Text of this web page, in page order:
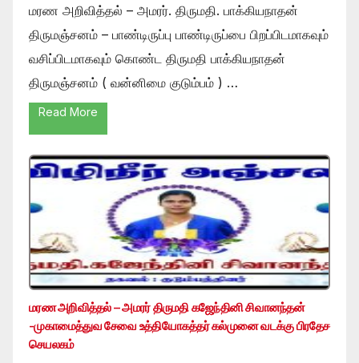
மரண அறிவித்தல் – அமரர். திருமதி. பாக்கியநாதன்
திருமஞ்சனம் – பாண்டிருப்பு பாண்டிருப்பை பிறப்பிடமாகவும்
வசிப்பிடமாகவும் கொண்ட திருமதி பாக்கியநாதன்
திருமஞ்சனம் ( வன்னிமை குடும்பம் ) …
Read More
மரண அறிவித்தல் – அமரர் திருமதி கஜேந்தினி சிவானந்தன்
-முகாமைத்துவ சேவை உத்தியோகத்தர் கல்முனை வடக்கு பிரதேச
செயலகம்